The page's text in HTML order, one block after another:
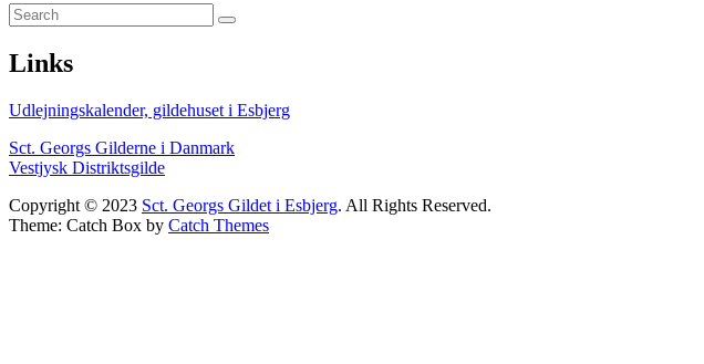
Primary
Sidebar
Widget
Area
Search
for:
Søg
Links
Udlejningskalender, gildehuset i Esbjerg
Sct. Georgs Gilderne i Danmark
Vestjysk Distriktsgilde
Copyright © 2023 Sct. Georgs Gildet i Esbjerg. All Rights Reserved.
Theme: Catch Box by Catch Themes